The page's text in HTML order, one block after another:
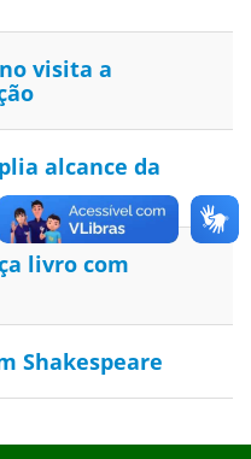
visita a
alcance da
livro com
Shakespeare